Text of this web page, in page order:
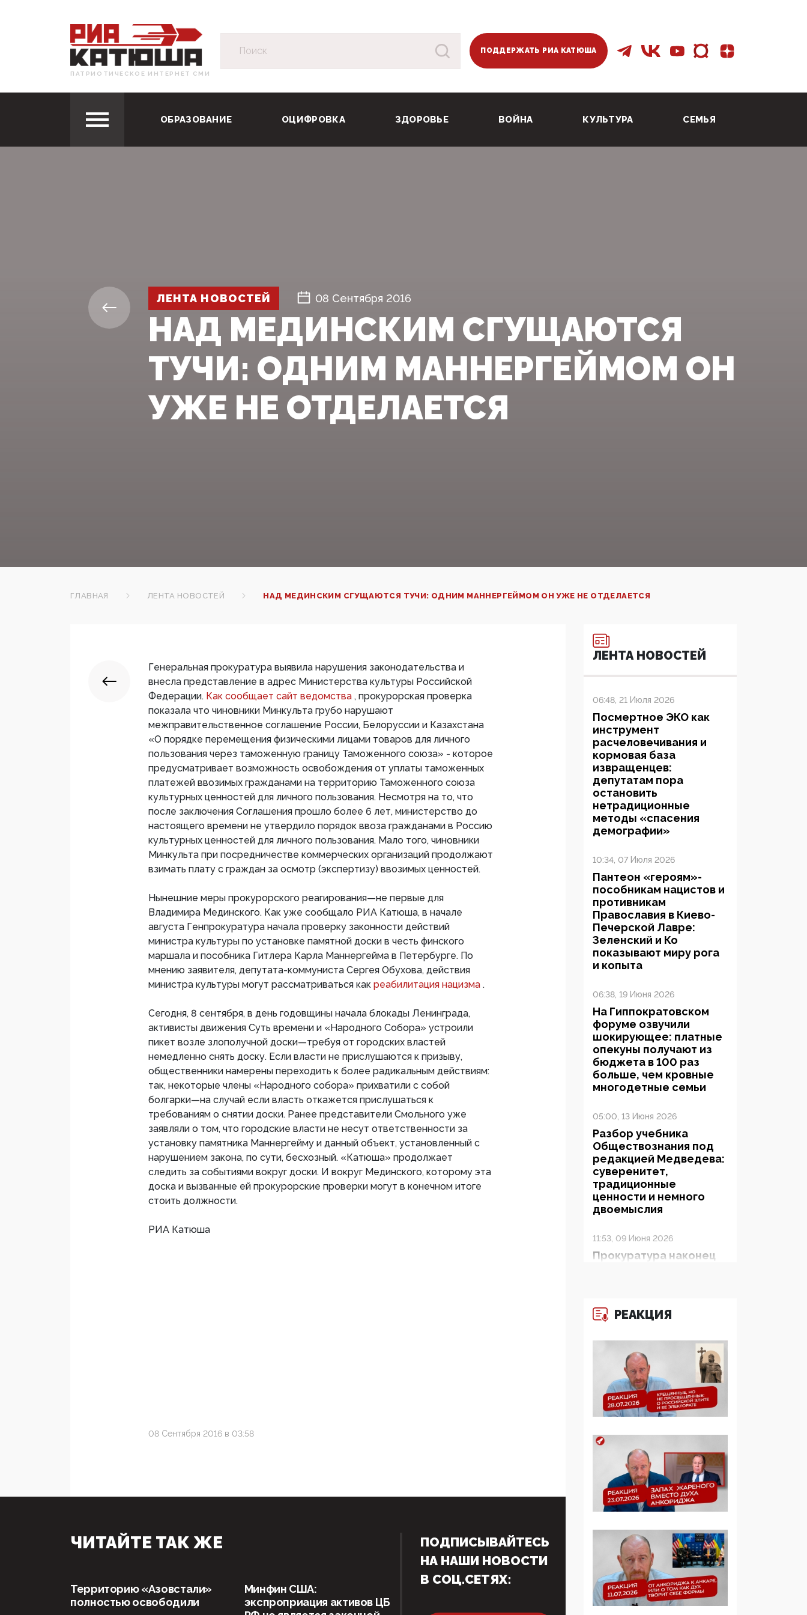
ПАТРИОТИЧЕСКОЕ ИНТЕРНЕТ СМИ
ПОДДЕРЖАТЬ РИА КАТЮША
ОБРАЗОВАНИЕ ОЦИФРОВКА ЗДОРОВЬЕ ВОЙНА КУЛЬТУРА СЕМЬЯ
ЛЕНТА НОВОСТЕЙ 08 Сентября 2016
НАД МЕДИНСКИМ СГУЩАЮТСЯ
ТУЧИ: ОДНИМ МАННЕРГЕЙМОМ ОН
УЖЕ НЕ ОТДЕЛАЕТСЯ
ГЛАВНАЯ ЛЕНТА НОВОСТЕЙ НАД МЕДИНСКИМ СГУЩАЮТСЯ ТУЧИ: ОДНИМ МАННЕРГЕЙМОМ ОН УЖЕ НЕ ОТДЕЛАЕТСЯ
Генеральная прокуратура выявила нарушения законодательства и
внесла представление в адрес Министерства культуры Российской
Федерации. Как сообщает сайт ведомства , прокурорская проверка
показала что чиновники Минкульта грубо нарушают
межправительственное соглашение России, Белоруссии и Казахстана
«О порядке перемещения физическими лицами товаров для личного
пользования через таможенную границу Таможенного союза» - которое
предусматривает возможность освобождения от уплаты таможенных
платежей ввозимых гражданами на территорию Таможенного союза
культурных ценностей для личного пользования. Несмотря на то, что
после заключения Соглашения прошло более 6 лет, министерство до
настоящего времени не утвердило порядок ввоза гражданами в Россию
культурных ценностей для личного пользования. Мало того, чиновники
Минкульта при посредничестве коммерческих организаций продолжают
взимать плату с граждан за осмотр (экспертизу) ввозимых ценностей.
Нынешние меры прокурорского реагирования—не первые для
Владимира Мединского. Как уже сообщало РИА Катюша, в начале
августа Генпрокуратура начала проверку законности действий
министра культуры по установке памятной доски в честь финского
маршала и пособника Гитлера Карла Маннергейма в Петербурге. По
мнению заявителя, депутата-коммуниста Сергея Обухова, действия
министра культуры могут рассматриваться как реабилитация нацизма .
Сегодня, 8 сентября, в день годовщины начала блокады Ленинграда,
активисты движения Суть времени и «Народного Собора» устроили
пикет возле злополучной доски—требуя от городских властей
немедленно снять доску. Если власти не прислушаются к призыву,
общественники намерены переходить к более радикальным действиям:
так, некоторые члены «Народного собора» прихватили с собой
болгарки—на случай если власть откажется прислушаться к
требованиям о снятии доски. Ранее представители Смольного уже
заявляли о том, что городские власти не несут ответственности за
установку памятника Маннергейму и данный объект, установленный с
нарушением закона, по сути, бесхозный. «Катюша» продолжает
следить за событиями вокруг доски. И вокруг Мединского, которому эта
доска и вызванные ей прокурорские проверки могут в конечном итоге
стоить должности.
РИА Катюша
08 Сентября 2016 в 03:58
ЛЕНТА НОВОСТЕЙ
06:48, 21 Июля 2026
Посмертное ЭКО как
инструмент
расчеловечивания и
кормовая база
извращенцев:
депутатам пора
остановить
нетрадиционные
методы «спасения
демографии»
10:34, 07 Июля 2026
Пантеон «героям»-
пособникам нацистов и
противникам
Православия в Киево-
Печерской Лавре:
Зеленский и Ко
показывают миру рога
и копыта
06:38, 19 Июня 2026
На Гиппократовском
форуме озвучили
шокирующее: платные
опекуны получают из
бюджета в 100 раз
больше, чем кровные
многодетные семьи
05:00, 13 Июня 2026
Разбор учебника
Обществознания под
редакцией Медведева:
суверенитет,
традиционные
ценности и немного
двоемыслия
11:53, 09 Июня 2026
Прокуратура наконец
ЮНЕСКО в России, но
цифроглобалисты
определять повестку в
образовании
09:43, 01 Июня 2026
5G за счет здоровья
граждан: Минцифры
регионов и
муниципалитетов право
защищать жилые дома
и социальные объекты
от ЭМИ
Роскомнадзор
освободили от борца с
деструктивным и
опасным контентом
07:39, 25 Мая 2026
РЕАКЦИЯ
ЧИТАЙТЕ ТАК ЖЕ
Территорию «Азовстали»
полностью освободили
Минфин США:
экспроприация активов ЦБ
ПОДПИСЫВАЙТЕСЬ
НА НАШИ НОВОСТИ
В СОЦ.СЕТЯХ: